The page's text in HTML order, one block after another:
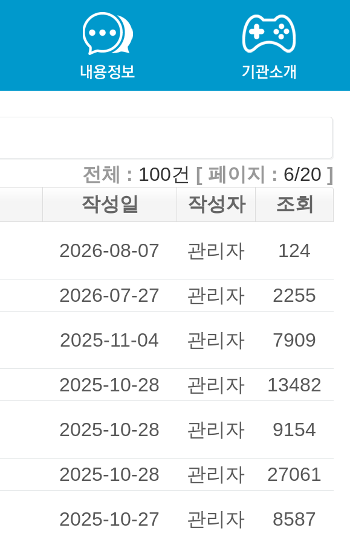
전체 : 100건 [ 페이지 : 6/20 ]
작성일 작성자
조회
2026-08-07 관리자 124
2026-07-27 관리자 2255
2025-11-04 관리자 7909
2025-10-28 관리자 13482
2025-10-28 관리자 9154
2025-10-28 관리자 27061
2025-10-27 관리자 8587